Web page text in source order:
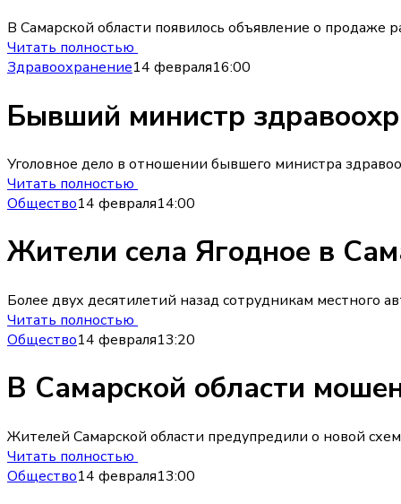
В Самарской области появилось объявление о продаже
Читать полностью
Здравоохранение14 февраля16:00
Бывший министр
Уголовное дело в отношении бывшего министра
Читать полностью
Общество14 февраля14:00
Жители села Ягодное в
Более двух десятилетий назад сотрудникам местного
Читать полностью
Общество14 февраля13:20
В Самарской области
Жителей Самарской области предупредили о новой
Читать полностью
Общество14 февраля13:00